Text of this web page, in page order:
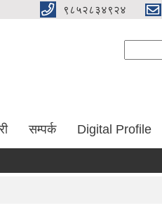
९८५२८३४९२४
सम्पर्क Digital Profile